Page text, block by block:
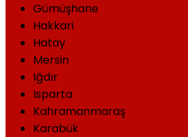
Gümüşhane
Hakkari
Hatay
Mersin
Iğdır
Isparta
Kahramanmaraş
Karabük